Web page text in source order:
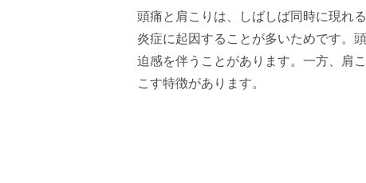
頭痛と肩こりは、しばしば同時に現れ
炎症に起因することが多いためです。
迫感を伴うことがあります。一方、肩
こす特徴があります。